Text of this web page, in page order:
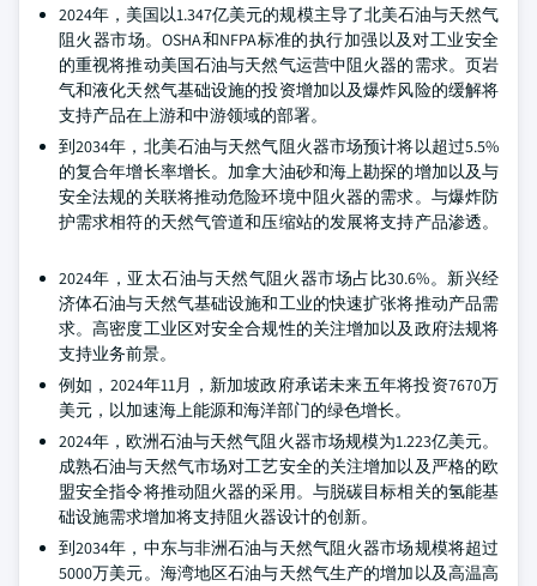
2024年，美国以1.347亿美元的规模主导了北美石油与天然气
阻火器市场。OSHA和NFPA标准的执行加强以及对工业安全
的重视将推动美国石油与天然气运营中阻火器的需求。页岩
气和液化天然气基础设施的投资增加以及爆炸风险的缓解将
支持产品在上游和中游领域的部署。
到2034年，北美石油与天然气阻火器市场预计将以超过5.5%
的复合年增长率增长。加拿大油砂和海上勘探的增加以及与
安全法规的关联将推动危险环境中阻火器的需求。与爆炸防
护需求相符的天然气管道和压缩站的发展将支持产品渗透。
2024年，亚太石油与天然气阻火器市场占比30.6%。新兴经
济体石油与天然气基础设施和工业的快速扩张将推动产品需
求。高密度工业区对安全合规性的关注增加以及政府法规将
支持业务前景。
例如，2024年11月，新加坡政府承诺未来五年将投资7670万
美元，以加速海上能源和海洋部门的绿色增长。
2024年，欧洲石油与天然气阻火器市场规模为1.223亿美元。
成熟石油与天然气市场对工艺安全的关注增加以及严格的欧
盟安全指令将推动阻火器的采用。与脱碳目标相关的氢能基
础设施需求增加将支持阻火器设计的创新。
到2034年，中东与非洲石油与天然气阻火器市场规模将超过
5000万美元。海湾地区石油与天然气生产的增加以及高温高